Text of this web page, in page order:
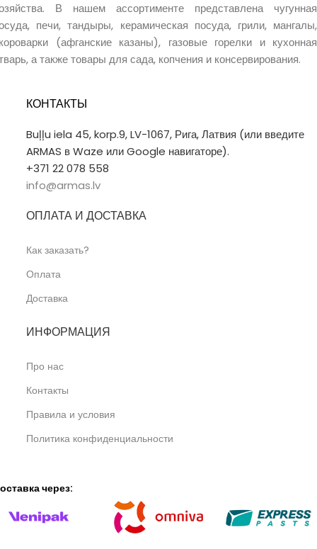
В нашем ассортименте представлена чугунная
печи, тандыры, керамическая посуда, грили, мангалы,
(афганские казаны), газовые горелки и кухонная
а также товары для сада, копчения и консервирования.
КОНТАКТЫ
Buļļu iela 45, korp.9, LV-1067, Рига, Латвия (или введите
ARMAS в Waze или Google навигаторе).
+371 22 078 558
info@armas.lv
ОПЛАТА И ДОСТАВКА
Как заказать?
Оплата
Доставка
ИНФОРМАЦИЯ
Про нас
Контакты
Правила и условия
Политика конфиденциальности
через: